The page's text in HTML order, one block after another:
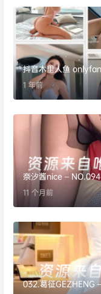
抖音木里人鱼
1 年前
奈汐酱nice –
11 个月前
032.葛征GEZHENG